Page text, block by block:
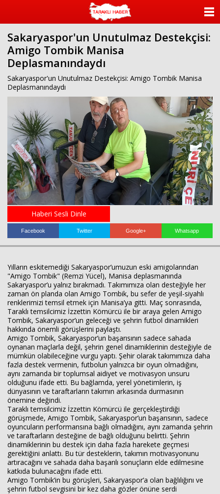
Sakaryaspor'un Unutulmaz Destekçisi:
Amigo Tombik Manisa
Deplasmanındaydı
Sakaryaspor'un Unutulmaz Destekçisi: Amigo Tombik Manisa
Deplasmanındaydı
Haberi Sesli Dinle
Facebook Twitter Google+ Whatsapp
Yılların eskitemediği Sakaryaspor’umuzun eski amigolarından
"Amigo Tombik" (Remzi Yücel), Manisa deplasmanında
Sakaryaspor’u yalnız bırakmadı. Takımımıza olan desteğiyle her
zaman ön planda olan Amigo Tombik, bu sefer de yeşil-siyahlı
renklerimizi temsil etmek için Manisa’ya gitti. Maç sonrasında,
Taraklı temsilcimiz İzzettin Kömürcü ile bir araya gelen Amigo
Tombik, Sakaryaspor’un geleceği ve şehrin futbol dinamikleri
hakkında önemli görüşlerini paylaştı.
Amigo Tombik, Sakaryaspor’un başarısının sadece sahada
oynanan maçlarla değil, şehrin genel dinamiklerinin desteğiyle de
mümkün olabileceğine vurgu yaptı. Şehir olarak takımımıza daha
fazla destek vermenin, futbolun yalnızca bir oyun olmadığını,
aynı zamanda bir toplumsal aidiyet ve motivasyon unsuru
olduğunu ifade etti. Bu bağlamda, yerel yönetimlerin, iş
dünyasının ve taraftarların takımın arkasında durmasının
önemine değindi.
Taraklı temsilcimiz İzzettin Kömürcü ile gerçekleştirdiği
görüşmede, Amigo Tombik, Sakaryaspor’un başarısının, sadece
oyuncuların performansına bağlı olmadığını, aynı zamanda şehrin
ve taraftarların desteğine de bağlı olduğunu belirtti. Şehrin
dinamiklerinin bu destek için daha fazla harekete geçmesi
gerektiğini anlattı. Bu tür desteklerin, takımın motivasyonunu
artıracağını ve sahada daha başarılı sonuçların elde edilmesine
katkıda bulunacağını ifade etti.
Amigo Tombik’in bu görüşleri, Sakaryaspor’a olan bağlılığını ve
şehrin futbol sevgisini bir kez daha gözler önüne serdi
KATEGORİLER
FOTO GALERİ
VİDEO GALERİ
İLETİŞİM